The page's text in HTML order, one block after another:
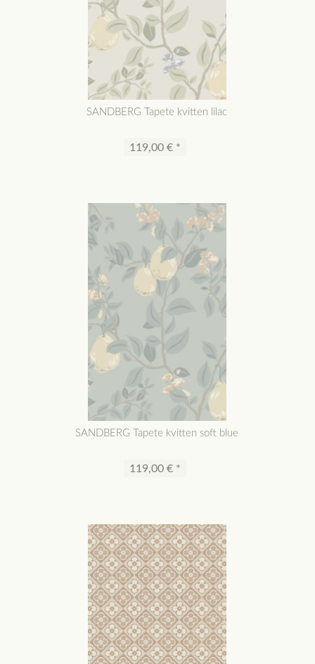
SANDBERG Tapete kvitten lilac
119,00 € *
SANDBERG Tapete kvitten soft blue
119,00 € *